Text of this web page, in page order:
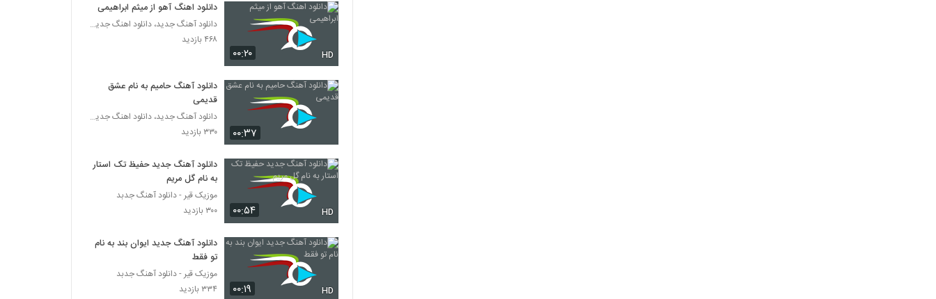
۳۳۳ بازدید
آهنگ سعید کشاورز بنام ایده آل
۳۸۳ بازدید
دانلود آهنگ دامون نوردین دیوانه شو
۴۰۱ بازدید
۳۸۲ بازدید
دانلود آهنگ جدید و زیبای نوید ترکان با نام
سئوگیلیم
دانلود آهنگ عاشقت شدم از کیان (I)
۳۷۱ بازدید
۰۰:۲۰ HD
دانلود اهنگ آهو از میثم ابراهیمی
دانلود آهنگ جدید، دانلود اهنگ جدید ایرانی
۴۶۸ بازدید
۰۰:۳۷
دانلود آهنگ حامیم به نام عشق
قدیمی
دانلود آهنگ جدید، دانلود اهنگ جدید ایرانی
۳۳۰ بازدید
۰۰:۵۴ HD
دانلود آهنگ جدید حفیظ تک استار
به نام گل مریم
موزیک قیر - دانلود آهنگ جدبد
۳۰۰ بازدید
۰۰:۱۹ HD
دانلود آهنگ جدید ایوان بند به نام
تو فقط
موزیک قیر - دانلود آهنگ جدبد
۳۳۴ بازدید